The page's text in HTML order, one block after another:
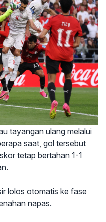
tayangan ulang melalui
saat, gol tersebut
tetap bertahan 1-1
lolos otomatis ke fase
napas.